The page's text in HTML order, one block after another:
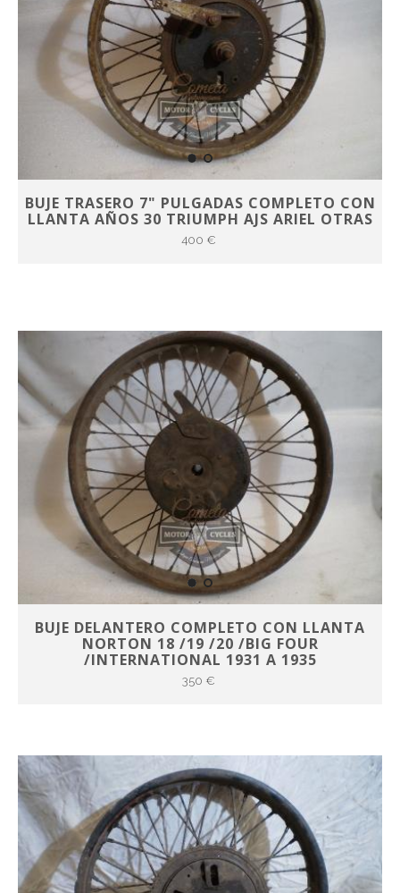
BUJE TRASERO 7" PULGADAS COMPLETO CON
LLANTA AÑOS 30 TRIUMPH AJS ARIEL OTRAS
400 €
BUJE DELANTERO COMPLETO CON LLANTA
NORTON 18 /19 /20 /BIG FOUR
/INTERNATIONAL 1931 A 1935
350 €